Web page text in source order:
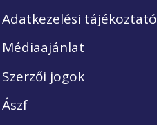
Adatkezelési tájékoztató
Médiaajánlat
Szerzői jogok
Ászf